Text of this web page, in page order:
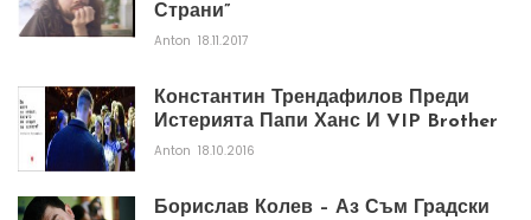
Страни”
Anton 18.11.2017
Константин Трендафилов Преди
Истерията Папи Ханс И VIP Brother
Anton 18.10.2016
Борислав Колев – Аз Съм Градски